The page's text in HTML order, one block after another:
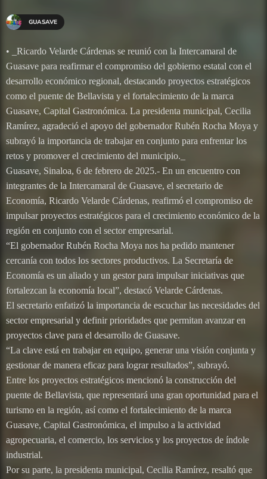
GUASAVE
• _Ricardo Velarde Cárdenas se reunió con la Intercamaral de
Guasave para reafirmar el compromiso del gobierno estatal con el
desarrollo económico regional, destacando proyectos estratégicos
como el puente de Bellavista y el fortalecimiento de la marca
Guasave, Capital Gastronómica. La presidenta municipal, Cecilia
Ramírez, agradeció el apoyo del gobernador Rubén Rocha Moya y
subrayó la importancia de trabajar en conjunto para enfrentar los
retos y promover el crecimiento del municipio._
Guasave, Sinaloa, 6 de febrero de 2025.- En un encuentro con
integrantes de la Intercamaral de Guasave, el secretario de
Economía, Ricardo Velarde Cárdenas, reafirmó el compromiso de
impulsar proyectos estratégicos para el crecimiento económico de la
región en conjunto con el sector empresarial.
“El gobernador Rubén Rocha Moya nos ha pedido mantener
cercanía con todos los sectores productivos. La Secretaría de
Economía es un aliado y un gestor para impulsar iniciativas que
fortalezcan la economía local”, destacó Velarde Cárdenas.
El secretario enfatizó la importancia de escuchar las necesidades del
sector empresarial y definir prioridades que permitan avanzar en
proyectos clave para el desarrollo de Guasave.
“La clave está en trabajar en equipo, generar una visión conjunta y
gestionar de manera eficaz para lograr resultados”, subrayó.
Entre los proyectos estratégicos mencionó la construcción del
puente de Bellavista, que representará una gran oportunidad para el
turismo en la región, así como el fortalecimiento de la marca
Guasave, Capital Gastronómica, el impulso a la actividad
agropecuaria, el comercio, los servicios y los proyectos de índole
industrial.
Por su parte, la presidenta municipal, Cecilia Ramírez, resaltó que